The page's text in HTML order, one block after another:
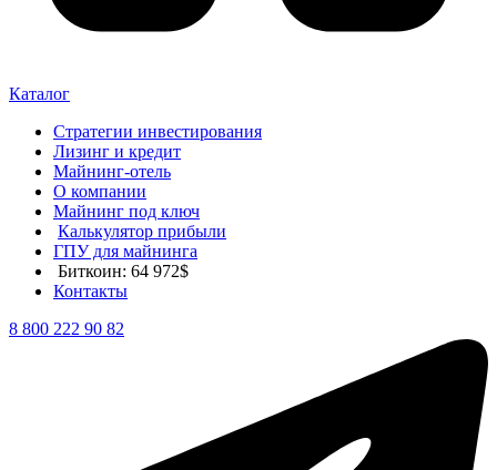
Каталог
Стратегии инвестирования
Лизинг и кредит
Майнинг-отель
О компании
Майнинг под ключ
Калькулятор прибыли
ГПУ для майнинга
Биткоин: 64 972$
Контакты
8 800 222 90 82